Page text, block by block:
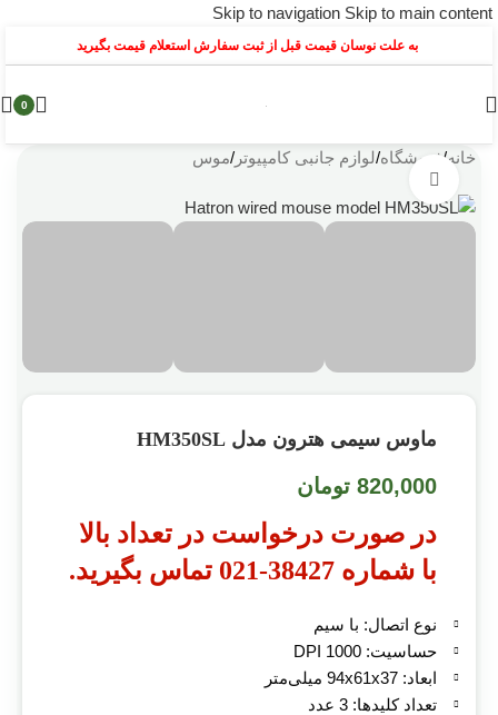
Skip to navigation Skip to main content
به علت نوسان قیمت قبل از ثبت سفارش استعلام قیمت بگیرید
0
خانه/فروشگاه/لوازم جانبی کامپیوتر /موس
ماوس سیمی هترون مدل HM350SL
820,000 تومان
در صورت درخواست در تعداد بالا
با شماره 38427-021 تماس بگیرید.
نوع اتصال: با سیم
حساسیت: 1000 DPI
ابعاد: 94x61x37 میلی‌متر
تعداد کلیدها: 3 عدد